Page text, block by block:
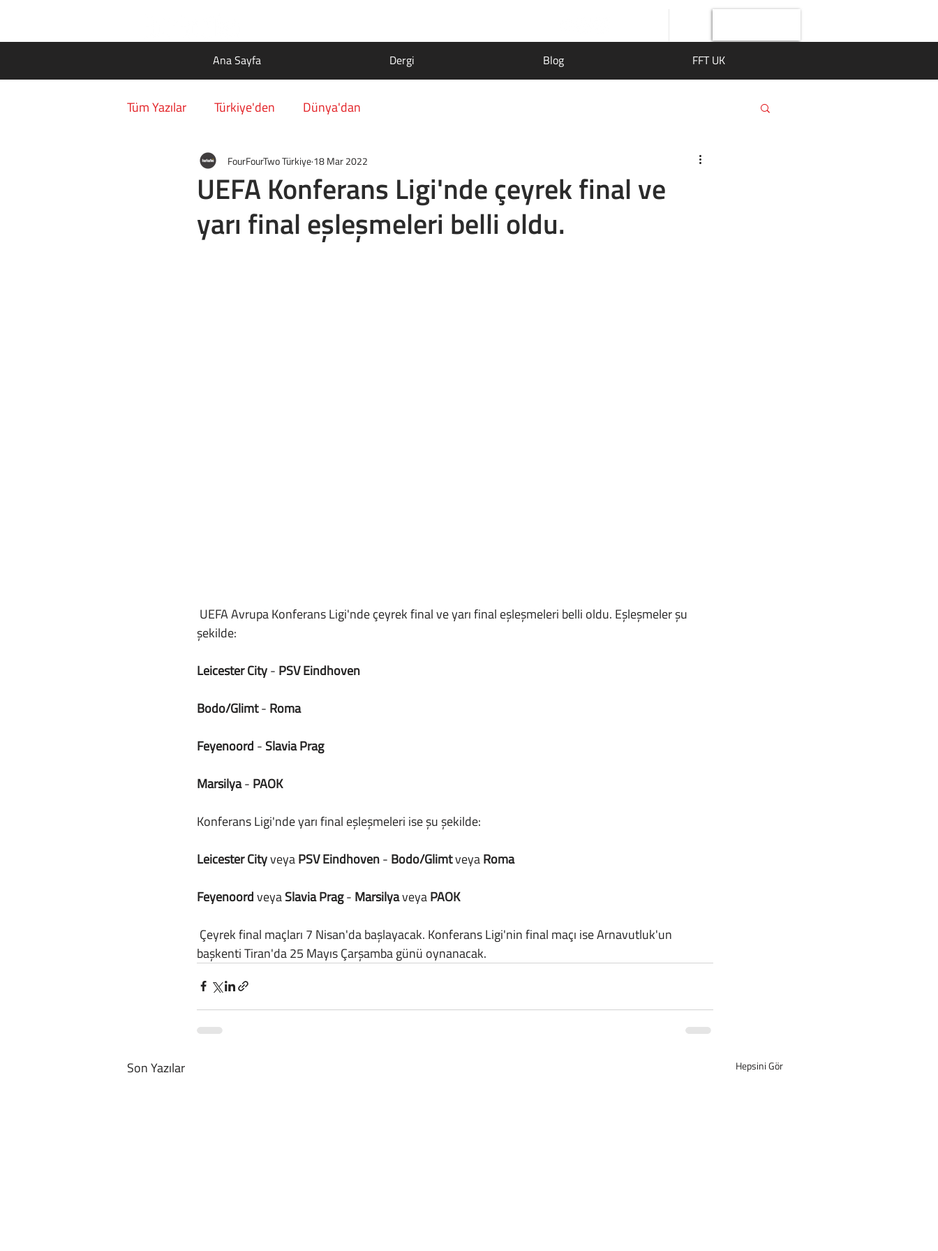
Tüm Yazılar Türkiye'den Dünya'dan
UEFA Konferans Ligi'nde çeyrek final ve
yarı final eşleşmeleri belli oldu.
FourFourTwo Türkiye18 Mar 2022
şekilde:
Leicester City - PSV Eindhoven
Bodo/Glimt - Roma
Feyenoord - Slavia Prag
Marsilya - PAOK
Konferans Ligi'nde yarı final eşleşmeleri ise şu şekilde:
Leicester City veya PSV Eindhoven - Bodo/Glimt veya Roma
Feyenoord veya Slavia Prag - Marsilya veya PAOK
Çeyrek final maçları 7 Nisan'da başlayacak. Konferans Ligi'nin final maçı ise Arnavutluk'un
başkenti Tiran'da 25 Mayıs Çarşamba günü oynanacak.
Son Yazılar Hepsini Gör
Ana Sayfa Dergi Blog FFT UK